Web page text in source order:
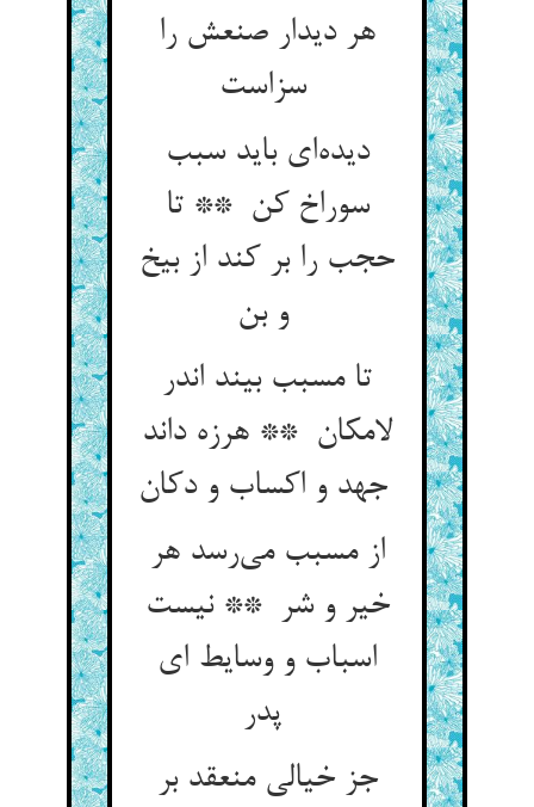
هر دیدار صنعش را
سزاست
دیده‌ای باید سبب
سوراخ کن ** تا
حجب را بر کند از بیخ
و بن
تا مسبب بیند اندر
لامکان ** هرزه داند
جهد و اکساب و دکان
از مسبب می‌رسد هر
خیر و شر ** نیست
اسباب و وسایط ای
جز خیالی منعقد بر